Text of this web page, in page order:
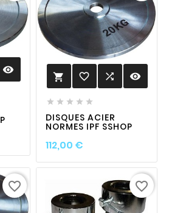
visibility
 favorite_border  visibility
    
DISQUES ACIER
NORMES IPF SSHOP
112,00 €Prix
favorite_border favorite_border